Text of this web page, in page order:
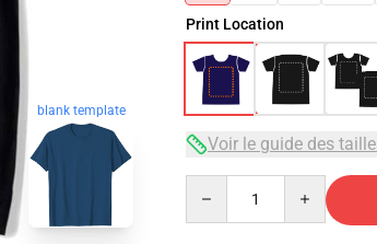
blank template
Print Location
Voir le guide des